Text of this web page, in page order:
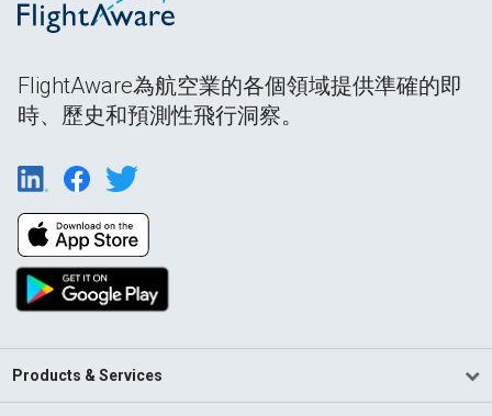
FlightAware為航空業的各個領域提供準確的即
時、歷史和預測性飛行洞察。
Products & Services